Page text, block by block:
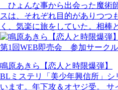
ひょんな事から出会った魔術
スは、それぞれ目的がありつつ
く、気楽に旅をしていた。相棒
第1回WEB即売会 参加サークル
鳴原あきら【恋人と時限爆弾】
BLミステリ「美少年興信所」シ
います。年下攻＆オヤジ受。